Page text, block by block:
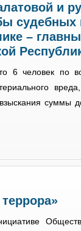
и
судебных
–
6 человек по
суммы